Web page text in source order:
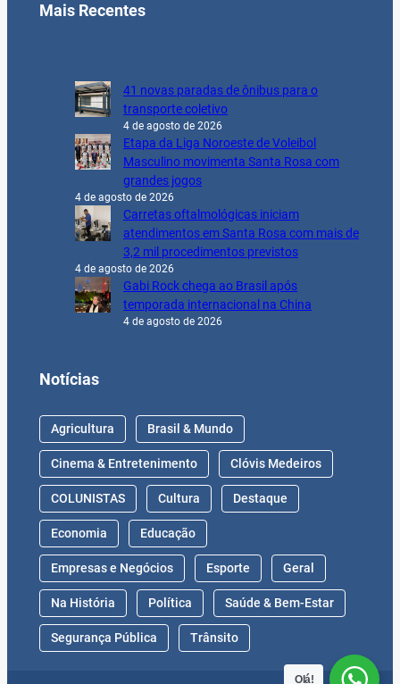
Mais Recentes
41 novas paradas de ônibus para o
transporte coletivo
4 de agosto de 2026
Etapa da Liga Noroeste de Voleibol
Masculino movimenta Santa Rosa com
grandes jogos
4 de agosto de 2026
Carretas oftalmológicas iniciam
atendimentos em Santa Rosa com mais de
3,2 mil procedimentos previstos
4 de agosto de 2026
Gabi Rock chega ao Brasil após
temporada internacional na China
4 de agosto de 2026
Notícias
Agricultura Brasil & Mundo
Cinema & Entretenimento Clóvis Medeiros
COLUNISTAS Cultura Destaque
Economia Educação
Empresas e Negócios Esporte Geral
Na História Política Saúde & Bem-Estar
Segurança Pública Trânsito
Olá!